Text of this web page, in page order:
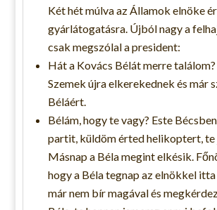
Két hét múlva az Államok elnöke
gyárlátogatásra. Újból nagy a
csak megszólal a president:
Hát a Kovács Bélát merre találom?
Szemek újra elkerekednek és már
Béláért.
Bélám, hogy te vagy? Este
partit, küldöm érted helikoptert, te
Másnap a Béla megint elkésik.
hogy a Béla tegnap az elnökkel
már nem bír magával és